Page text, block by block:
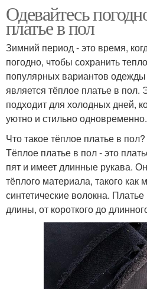
Одевайтесь
платье в пол
Зимний период - это время,
погодно, чтобы сохранить
популярных вариантов
является тёплое платье в пол.
подходит для холодных дней,
уютно и стильно одновременно.
Что такое тёплое платье в пол?
Тёплое платье в пол - это
пят и имеет длинные рукава.
тёплого материала, такого как
синтетические волокна.
длины, от короткого до